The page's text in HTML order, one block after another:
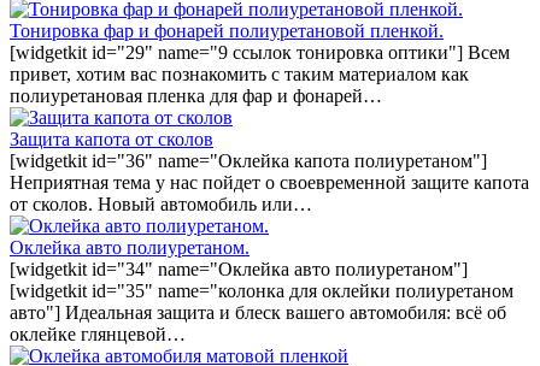
Тонировка фар и фонарей полиуретановой пленкой.
[widgetkit id="29" name="9 ссылок тонировка оптики"] Всем
привет, хотим вас познакомить с таким материалом как
полиуретановая пленка для фар и фонарей…
Защита капота от сколов
[widgetkit id="36" name="Оклейка капота полиуретаном"]
Неприятная тема у нас пойдет о своевременной защите капота
от сколов. Новый автомобиль или…
Оклейка авто полиуретаном.
[widgetkit id="34" name="Оклейка авто полиуретаном"]
[widgetkit id="35" name="колонка для оклейки полиуретаном
авто"] Идеальная защита и блеск вашего автомобиля: всё об
оклейке глянцевой…